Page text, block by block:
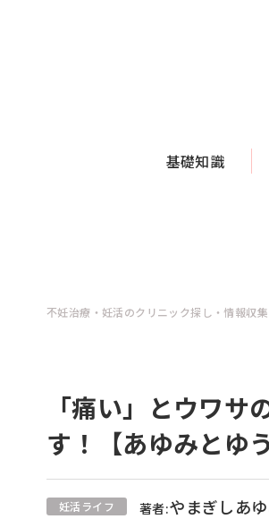
基礎知識
不妊治療・妊活のクリニック探し・情報収
「痛い」とウワ
す！【あゆみとゆ
妊活ライフ 著者:やまぎしあ